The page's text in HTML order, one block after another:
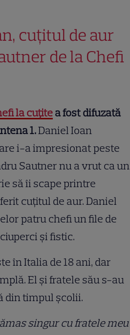
cuțitul de aur
de la Chefi
la cuțitea fost difuzată
1.Daniel Ioan
i-a impresionat peste
Sautner nu a vrut ca un
să îi scape printre
cuțitul de aur. Daniel
patru chefi un file de
și fistic.
în Italia de 18 ani, dar
El și fratele său s-au
din timpul școlii.
singur cu fratele meu